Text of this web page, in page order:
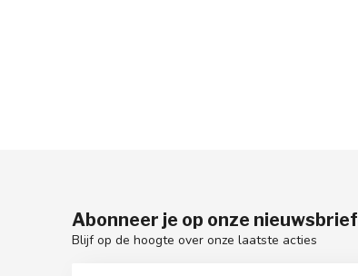
Abonneer je op onze nieuwsbrief
Blijf op de hoogte over onze laatste acties